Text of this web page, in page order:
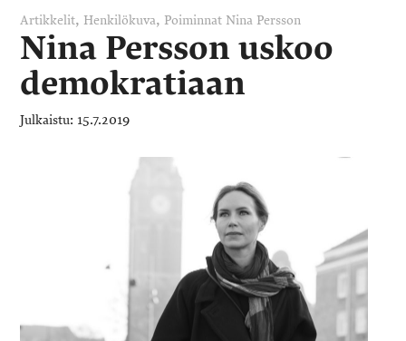
Artikkelit, Henkilökuva, Poiminnat Nina Persson
Nina Persson uskoo
demokratiaan
15.7.2019